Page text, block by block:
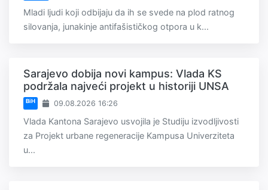
Mladi ljudi koji odbijaju da ih se svede na plod ratnog
silovanja, junakinje antifašističkog otpora u k...
Sarajevo dobija novi kampus: Vlada KS
podržala najveći projekt u historiji UNSA
BiH 09.08.2026 16:26
Vlada Kantona Sarajevo usvojila je Studiju izvodljivosti
za Projekt urbane regeneracije Kampusa Univerziteta
u...